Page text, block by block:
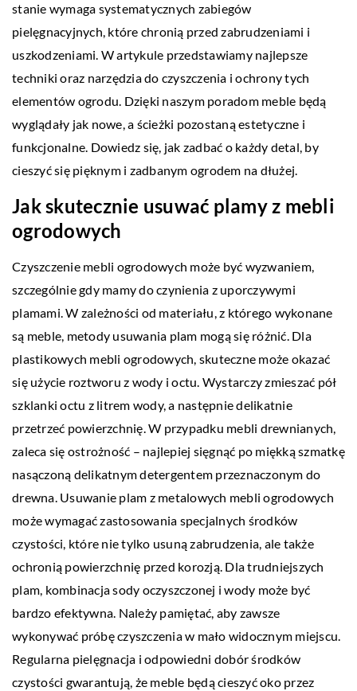
stanie wymaga systematycznych zabiegów
pielęgnacyjnych, które chronią przed zabrudzeniami i
uszkodzeniami. W artykule przedstawiamy najlepsze
techniki oraz narzędzia do czyszczenia i ochrony tych
elementów ogrodu. Dzięki naszym poradom meble będą
wyglądały jak nowe, a ścieżki pozostaną estetyczne i
funkcjonalne. Dowiedz się, jak zadbać o każdy detal, by
cieszyć się pięknym i zadbanym ogrodem na dłużej.
Jak skutecznie usuwać plamy z mebli
ogrodowych
Czyszczenie mebli ogrodowych może być wyzwaniem,
szczególnie gdy mamy do czynienia z uporczywymi
plamami. W zależności od materiału, z którego wykonane
są meble, metody usuwania plam mogą się różnić. Dla
plastikowych mebli ogrodowych, skuteczne może okazać
się użycie roztworu z wody i octu. Wystarczy zmieszać pół
szklanki octu z litrem wody, a następnie delikatnie
przetrzeć powierzchnię. W przypadku mebli drewnianych,
zaleca się ostrożność – najlepiej sięgnąć po miękką szmatkę
nasączoną delikatnym detergentem przeznaczonym do
drewna. Usuwanie plam z metalowych mebli ogrodowych
może wymagać zastosowania specjalnych środków
czystości, które nie tylko usuną zabrudzenia, ale także
ochronią powierzchnię przed korozją. Dla trudniejszych
plam, kombinacja sody oczyszczonej i wody może być
bardzo efektywna. Należy pamiętać, aby zawsze
wykonywać próbę czyszczenia w mało widocznym miejscu.
Regularna pielęgnacja i odpowiedni dobór środków
czystości gwarantują, że meble będą cieszyć oko przez